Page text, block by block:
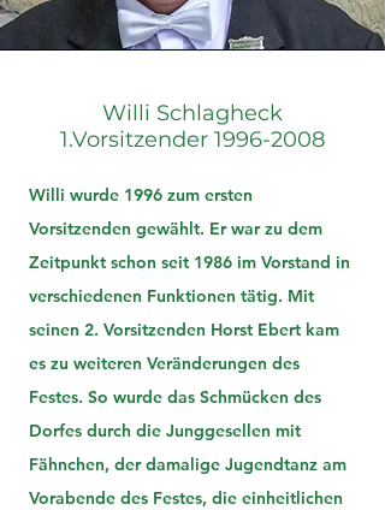
Willi Schlagheck
1.Vorsitzender 1996-2008
Willi wurde 1996 zum ersten
Vorsitzenden gewählt. Er war zu dem
Zeitpunkt schon seit 1986 im Vorstand in
verschiedenen Funktionen tätig. Mit
seinen 2. Vorsitzenden Horst Ebert kam
es zu weiteren Veränderungen des
Festes. So wurde das Schmücken des
Dorfes durch die Junggesellen mit
Fähnchen, der damalige Jugendtanz am
Vorabende des Festes, die einheitlichen